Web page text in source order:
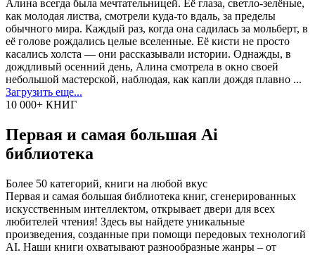
Алина всегда была мечтательницей. Её глаза, светло-зелёные,
как молодая листва, смотрели куда-то вдаль, за пределы
обычного мира. Каждый раз, когда она садилась за мольберт, в
её голове рождались целые вселенные. Её кисти не просто
касались холста — они рассказывали истории. Однажды, в
дождливый осенний день, Алина смотрела в окно своей
небольшой мастерской, наблюдая, как капли дождя плавно ...
Загрузить еще...
10 000+ КНИГ
Первая и самая большая Ai
библиотека
Более 50 категорий, книги на любой вкус
Первая и самая большая библиотека книг, сгенерированных
искусственным интеллектом, открывает двери для всех
любителей чтения! Здесь вы найдете уникальные
произведения, созданные при помощи передовых технологий
AI. Наши книги охватывают разнообразные жанры – от